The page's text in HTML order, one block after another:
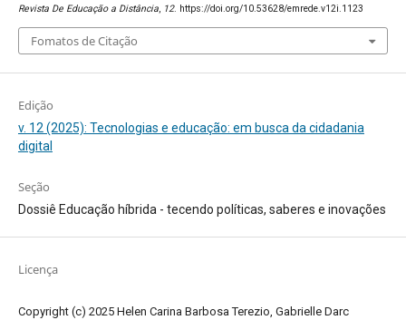
Revista De Educação a Distância, 12. https://doi.org/10.53628/emrede.v12i.1123
Fomatos de Citação
Edição
v. 12 (2025): Tecnologias e educação: em busca da cidadania
digital
Seção
Dossiê Educação híbrida - tecendo políticas, saberes e inovações
Licença
Copyright (c) 2025 Helen Carina Barbosa Terezio, Gabrielle Darc